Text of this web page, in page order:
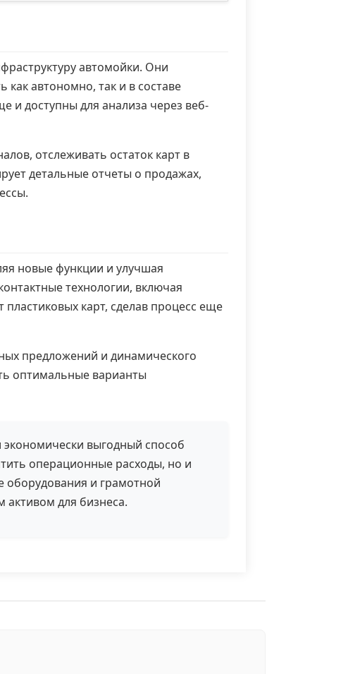
автомойки. Они
автономно, так и в составе
и доступны для анализа через веб-
отслеживать остаток карт в
детальные отчеты о продажах,
новые функции и улучшая
технологии, включая
карт, сделав процесс еще
предложений и динамического
оптимальные варианты
выгодный способ
операционные расходы, но и
оборудования и грамотной
активом для бизнеса.